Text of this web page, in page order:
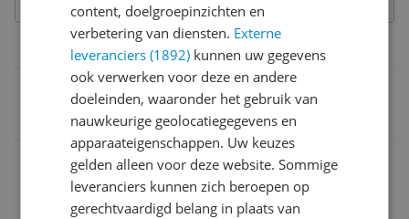
Belangrijkste kenmerken
0015228131115
content, doelgroepinzichten en
verbetering van diensten. Externe
leveranciers (1892) kunnen uw gegevens
ook verwerken voor deze en andere
doeleinden, waaronder het gebruik van
nauwkeurige geolocatiegegevens en
apparaateigenschappen. Uw keuzes
gelden alleen voor deze website. Sommige
leveranciers kunnen zich beroepen op
gerechtvaardigd belang in plaats van